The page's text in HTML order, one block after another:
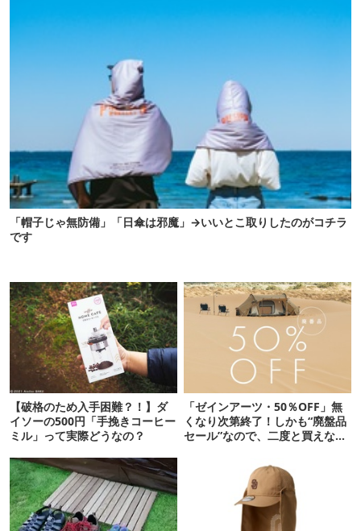
「帽子じゃ無防備」「日傘は邪魔」→いいとこ取りしたのがコチラ
です
【破格のため入手困難？！】ダ
イソーの500円「手挽きコーヒー
ミル」って実際どうなの？
「ゼインアーツ・50％OFF」無
くなり次第終了！しかも“廃盤品
セール”なので、二度と買えない